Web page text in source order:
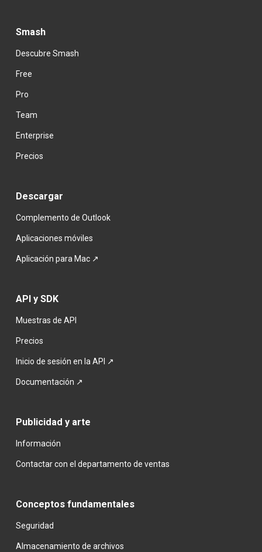
Smash
Descubre Smash
Free
Pro
Team
Enterprise
Precios
Descargar
Complemento de Outlook
Aplicaciones móviles
Aplicación para Mac ↗
API y SDK
Muestras de API
Precios
Inicio de sesión en la API ↗
Documentación ↗
Publicidad y arte
Información
Contactar con el departamento de ventas
Conceptos fundamentales
Seguridad
Almacenamiento de archivos